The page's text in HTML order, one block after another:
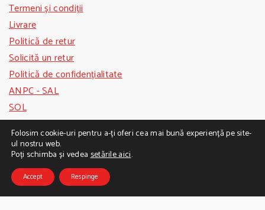
Termeni și condiții
Livrare
Politică de retur
Solicită un retur
Politică de confidențialitate
ANPC - SAL
SOL
GDPR
© 2026Bunatati de la Gina Bradea -
Folosim cookie-uri pentru a-ți oferi cea mai bună experiență pe site-
ul nostru web.
Poți schimba și vedeasetările aici.
Accept Respinge